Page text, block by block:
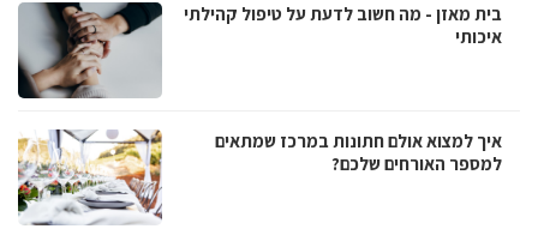
בית מאזן - מה חשוב לדעת על טיפול קהילתי
איכותי
איך למצוא אולם חתונות במרכז שמתאים
למספר האורחים שלכם?